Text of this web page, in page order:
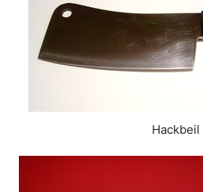
Hackbeil